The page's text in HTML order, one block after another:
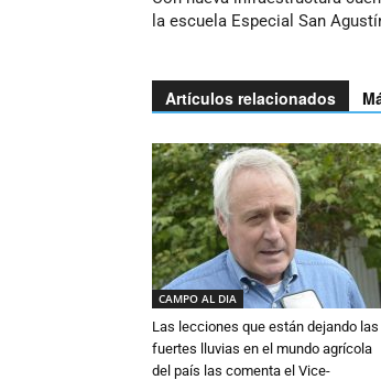
la escuela Especial San
Artículos relacionados
CAMPO AL DIA
Las lecciones que están dejando las
fuertes lluvias en el mundo agrícola
del país las comenta el Vice-